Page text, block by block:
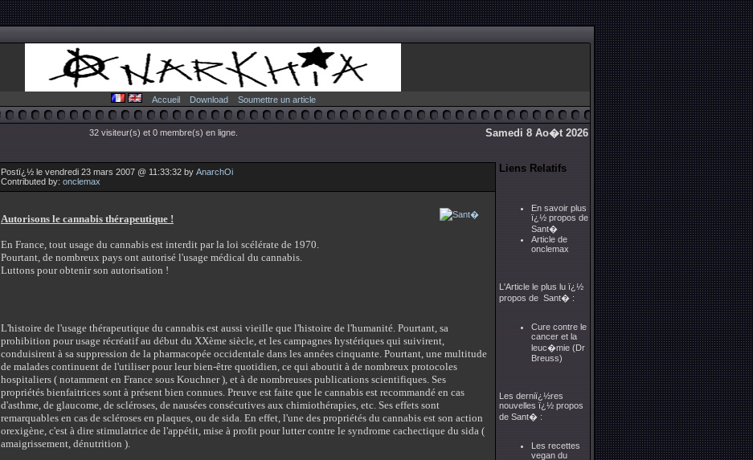
Accueil Download Soumettre un article
32 visiteur(s) et 0 membre(s) en ligne. Samedi 8 Ao�t 2026
Postï¿½ le vendredi 23 mars 2007 @ 11:33:32 by AnarchOi
Contributed by: onclemax
Autorisons le cannabis thérapeutique !
En France, tout usage du cannabis est interdit par la loi scélérate de 1970.
Pourtant, de nombreux pays ont autorisé l'usage médical du cannabis.
Luttons pour obtenir son autorisation !
L'histoire de l'usage thérapeutique du cannabis est aussi vieille que l'histoire de l'humanité. Pourtant, sa
prohibition pour usage récréatif au début du XXème siècle, et les campagnes hystériques qui suivirent,
conduisirent à sa suppression de la pharmacopée occidentale dans les années cinquante. Pourtant, une multitude
de malades continuent de l'utiliser pour leur bien-être quotidien, ce qui aboutit à de nombreux protocoles
hospitaliers ( notamment en France sous Kouchner ), et à de nombreuses publications scientifiques. Ses
propriétés bienfaitrices sont à présent bien connues. Preuve est faite que le cannabis est recommandé en cas
d'asthme, de glaucome, de scléroses, de nausées consécutives aux chimiothérapies, etc. Ses effets sont
remarquables en cas de scléroses en plaques, ou de sida. En effet, l'une des propriétés du cannabis est son action
orexigène, c'est à dire stimulatrice de l'appétit, mise à profit pour lutter contre le syndrome cachectique du sida (
amaigrissement, dénutrition ).
Liens Relatifs
En savoir plus
ï¿½ propos de
Sant�
Article de
onclemax
L'Article le plus lu ï¿½
propos de Sant� :
Cure contre le
cancer et la
leuc�mie (Dr
Breuss)
Les derniï¿½res
nouvelles ï¿½ propos
de Sant� :
Les recettes
vegan du